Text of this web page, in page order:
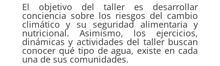
El objetivo del taller es desarrollar
conciencia sobre los riesgos del cambio
climático y su seguridad alimentaria y
nutricional. Asimismo, los ejercicios,
dinámicas y actividades del taller buscan
conocer qué tipo de agua, existe en cada
una de sus comunidades.